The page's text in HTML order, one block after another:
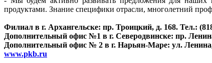
продуктами. Знание специфики отрасли, многолетний
Филиал в г. Архангельске: пр. Троицкий, д. 168. Тел.:
Дополнительный офис №1 в г. Северодвинске: пр.
Дополнительный офис № 2 в г. Нарьян-Маре: ул.
www.pkb.ru